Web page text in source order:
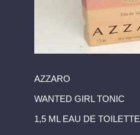
AZZARO
WANTED GIRL TONIC
1,5 ML EAU DE TOILETTE